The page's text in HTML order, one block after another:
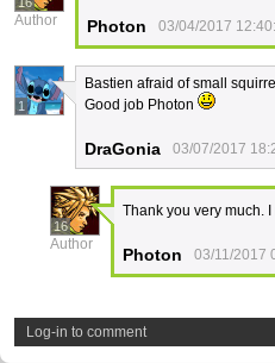
Author Photon 03/04/2017
1
Bastien afraid of small
Good job Photon
DraGonia 03/07/2017
16
Author
Thank you very much.
Photon 03/11/2017
Log-in to comment